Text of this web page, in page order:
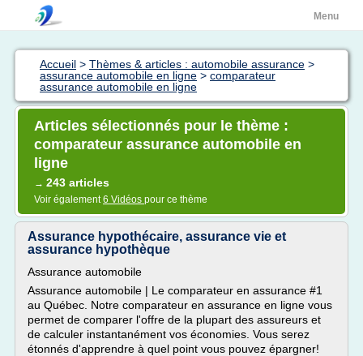
Menu
Accueil > Thèmes & articles : automobile assurance >
assurance automobile en ligne > comparateur
assurance automobile en ligne
Articles sélectionnés pour le thème :
comparateur assurance automobile en
ligne
→ 243 articles
Voir également6 Vidéos pour ce thème
Assurance hypothécaire, assurance vie et
assurance hypothèque
Assurance automobile
Assurance automobile | Le comparateur en assurance #1
au Québec. Notre comparateur en assurance en ligne vous
permet de comparer l'offre de la plupart des assureurs et
de calculer instantanément vos économies. Vous serez
étonnés d'apprendre à quel point vous pouvez épargner!